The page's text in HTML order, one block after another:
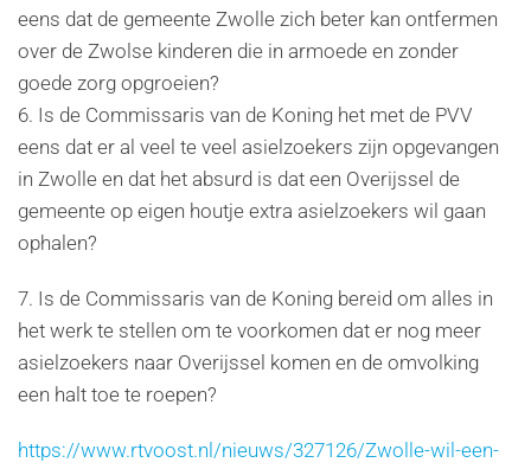
eens dat de gemeente Zwolle zich beter kan ontfermen
over de Zwolse kinderen die in armoede en zonder
goede zorg opgroeien?
6. Is de Commissaris van de Koning het met de PVV
eens dat er al veel te veel asielzoekers zijn opgevangen
in Zwolle en dat het absurd is dat een Overijssel de
gemeente op eigen houtje extra asielzoekers wil gaan
ophalen?
7. Is de Commissaris van de Koning bereid om alles in
het werk te stellen om te voorkomen dat er nog meer
asielzoekers naar Overijssel komen en de omvolking
een halt toe te roepen?
https://www.rtvoost.nl/nieuws/327126/Zwolle-wil-een-